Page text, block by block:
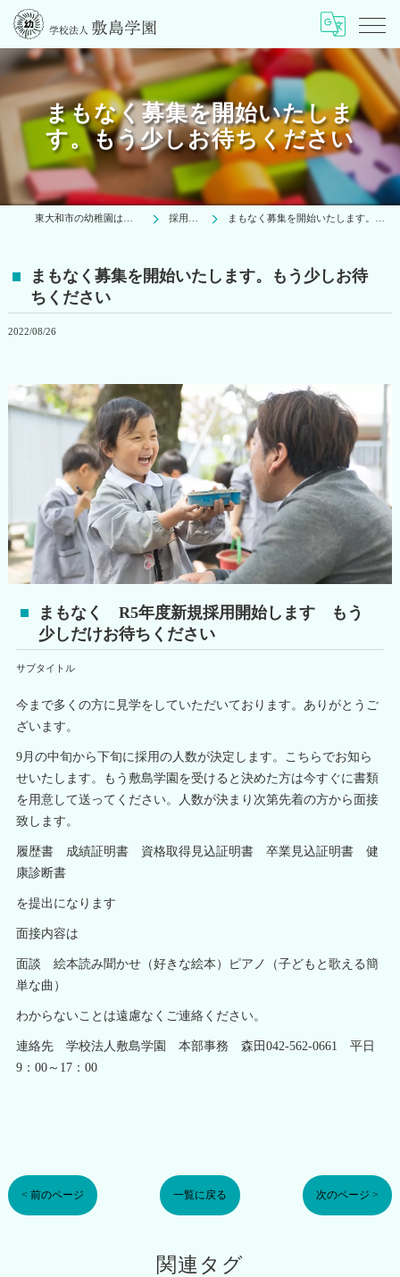
まもなく募集を開始いたしま
す。もう少しお待ちください
採用ブログ まもなく募集を開始いたします。もう少しお待ちください
まもなく募集を開始いたします。もう少しお待
ちください
2022/08/26
まもなく R5年度新規採用開始します もう
少しだけお待ちください
サブタイトル
今まで多くの方に見学をしていただいております。ありがとうご
ざいます。
9月の中旬から下旬に採用の人数が決定します。こちらでお知ら
せいたします。もう敷島学園を受けると決めた方は今すぐに書類
を用意して送ってください。人数が決まり次第先着の方から面接
致します。
履歴書 成績証明書 資格取得見込証明書 卒業見込証明書 健
康診断書
を提出になります
面接内容は
面談 絵本読み聞かせ（好きな絵本）ピアノ（子どもと歌える簡
単な曲）
わからないことは遠慮なくご連絡ください。
連絡先 学校法人敷島学園 本部事務 森田042-562-0661 平日
9：00～17：00
< 前のページ 一覧に戻る 次のページ >
関連タグ